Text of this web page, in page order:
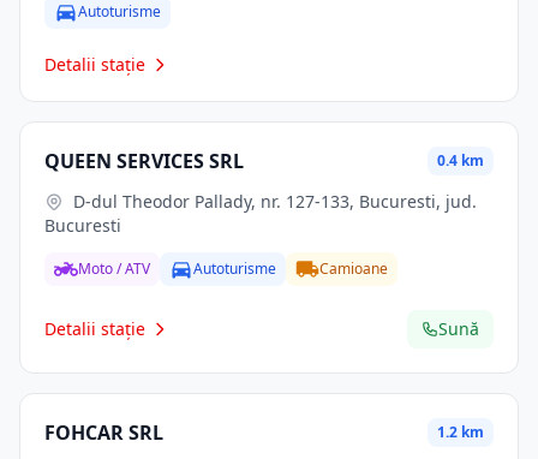
Autoturisme
Detalii stație
QUEEN SERVICES SRL 0.4 km
Bucuresti
Moto / ATV Autoturisme Camioane
Detalii stație Sună
FOHCAR SRL 1.2 km